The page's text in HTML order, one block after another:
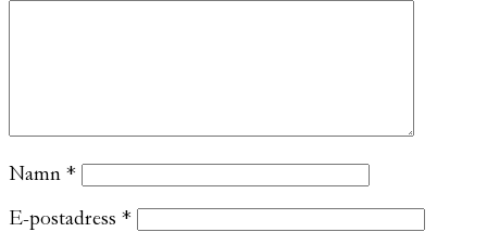
Namn *
E-postadress *